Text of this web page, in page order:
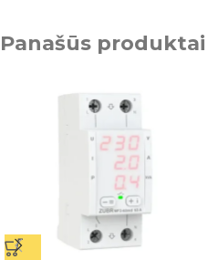
Panašūs produktai